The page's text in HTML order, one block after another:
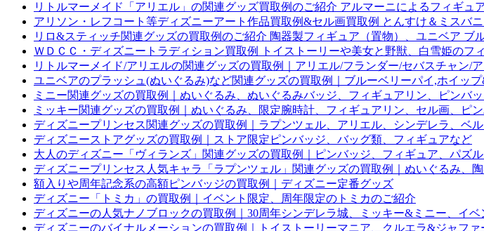
リトルマーメイド「アリエル」の関連グッズ買取例のご紹介 アルマーニによるフィギュ
アリソン・レフコート等ディズニーアート作品買取例&セル画買取例 とんすけ＆ミスバ
リロ&スティッチ関連グッズの買取例のご紹介 陶器製フィギュア（置物）、ユニベア ブ
ＷＤＣＣ・ディズニートラディション買取例 トイストーリーや美女と野獣、白雪姫のフ
リトルマーメイド/アリエルの関連グッズの買取例｜アリエル/フランダー/セバスチャン/
ユニベアのプラッシュ(ぬいぐるみ)など関連グッズの買取例｜ブルーベリーパイ,ホイッ
ミニー関連グッズの買取例｜ぬいぐるみ、ぬいぐるみバッジ、フィギュアリン、ピンバ
ミッキー関連グッズの買取例｜ぬいぐるみ、限定腕時計、フィギュアリン、セル画、ピ
ディズニープリンセス関連グッズの買取例｜ラプンツェル、アリエル、シンデレラ、ベ
ディズニーストアグッズの買取例｜ストア限定ピンバッジ、バッグ類、フィギュアなど
大人のディズニー「ヴィランズ」関連グッズの買取例｜ピンバッジ、フィギュア、パズ
ディズニープリンセス人気キャラ「ラプンツェル」関連グッズの買取例｜ぬいぐるみ、
額入りや周年記念系の高額ピンバッジの買取例｜ディズニー定番グッズ
ディズニー「トミカ」の買取例｜イベント限定、周年限定のトミカのご紹介
ディズニーの人気ナノブロックの買取例｜30周年シンデレラ城、ミッキー&ミニー、イ
ディズニーのバイナルメーションの買取例｜トイストーリーマニア、クルエラ&ジャフ